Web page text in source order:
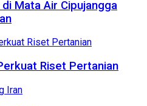
Mata Air Cipujangga
Riset Pertanian